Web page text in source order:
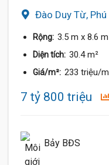
Đào Duy Từ, Phú
Rộng: 3.5 m x 8.6 m
Diện tích: 30.4 m²
Giá/m²: 233 triệu/
7 tỷ 800 triệu
Bảy BĐS